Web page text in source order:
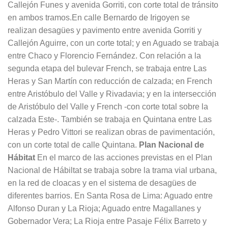
Callejón Funes y avenida Gorriti, con corte total de tránsito
en ambos tramos.En calle Bernardo de Irigoyen se
realizan desagües y pavimento entre avenida Gorriti y
Callejón Aguirre, con un corte total; y en Aguado se trabaja
entre Chaco y Florencio Fernández. Con relación a la
segunda etapa del bulevar French, se trabaja entre Las
Heras y San Martín con reducción de calzada; en French
entre Aristóbulo del Valle y Rivadavia; y en la intersección
de Aristóbulo del Valle y French -con corte total sobre la
calzada Este-. También se trabaja en Quintana entre Las
Heras y Pedro Vittori se realizan obras de pavimentación,
con un corte total de calle Quintana. Plan Nacional de
Hábitat En el marco de las acciones previstas en el Plan
Nacional de Hábiltat se trabaja sobre la trama vial urbana,
en la red de cloacas y en el sistema de desagües de
diferentes barrios. En Santa Rosa de Lima: Aguado entre
Alfonso Duran y La Rioja; Aguado entre Magallanes y
Gobernador Vera; La Rioja entre Pasaje Félix Barreto y